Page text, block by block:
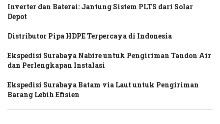
Inverter dan Baterai: Jantung Sistem PLTS dari Solar
Depot
Distributor Pipa HDPE Terpercaya di Indonesia
Ekspedisi Surabaya Nabire untuk Pengiriman Tandon Air
dan Perlengkapan Instalasi
Ekspedisi Surabaya Batam via Laut untuk Pengiriman
Barang Lebih Efisien